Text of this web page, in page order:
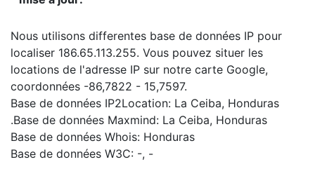
Nous utilisons differentes base de données IP pour
localiser 186.65.113.255. Vous pouvez situer les
locations de l'adresse IP sur notre carte Google,
coordonnées -86,7822 - 15,7597.
Base de données IP2Location: La Ceiba, Honduras
.Base de données Maxmind: La Ceiba, Honduras
Base de données Whois: Honduras
Base de données W3C: -, -